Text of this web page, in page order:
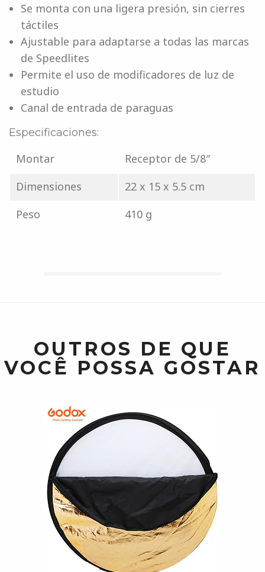
Se monta con una ligera presión, sin cierres
táctiles
Ajustable para adaptarse a todas las marcas
de Speedlites
Permite el uso de modificadores de luz de
estudio
Canal de entrada de paraguas
Especificaciones:
Montar
Receptor de 5/8″
Dimensiones
22 x 15 x 5.5 cm
Peso
410 g
OUTROS DE QUE
VOCÊ POSSA GOSTAR